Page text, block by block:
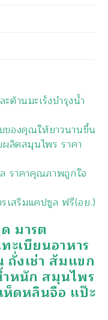
ต้านมะเร็งบำรุงน้ำ
ของคุณให้ยาวนานขึ้น
ผลิตสมุนไพร ราคา
ราคาคุณภาพถูกใจ
เสริมแคปซูล ฟรี(อย.)
มารต
ะเบียนอาหาร
ถั่งเช่า ส้มแขก
หนัก สมุนไพร
ห็ดหลินจือ แป๊ะ